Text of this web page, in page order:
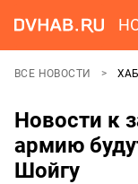
ВСЕ НОВОСТИ
Новости к
армию
Шойгу